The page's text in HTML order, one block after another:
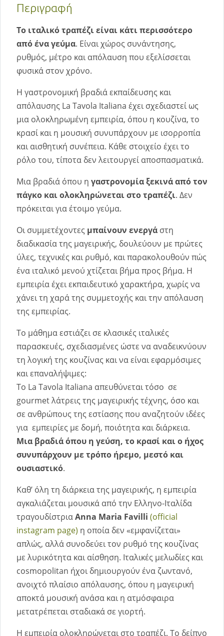
Περιγραφή
Το ιταλικό τραπέζι είναι κάτι περισσότερο
από ένα γεύμα. Είναι χώρος συνάντησης,
ρυθμός, μέτρο και απόλαυση που εξελίσσεται
φυσικά στον χρόνο.
Η γαστρονομική βραδιά εκπαίδευσης και
απόλαυσης La Tavola Italiana έχει σχεδιαστεί ως
μια ολοκληρωμένη εμπειρία, όπου η κουζίνα, το
κρασί και η μουσική συνυπάρχουν με ισορροπία
και αισθητική συνέπεια. Κάθε στοιχείο έχει το
ρόλο του, τίποτα δεν λειτουργεί αποσπασματικά.
Μια βραδιά όπου η γαστρονομία ξεκινά από τον
πάγκο και ολοκληρώνεται στο τραπέζι. Δεν
πρόκειται για έτοιμο γεύμα.
Οι συμμετέχοντες μπαίνουν ενεργά στη
διαδικασία της μαγειρικής, δουλεύουν με πρώτες
ύλες, τεχνικές και ρυθμό, και παρακολουθούν πώς
ένα ιταλικό μενού χτίζεται βήμα προς βήμα. Η
εμπειρία έχει εκπαιδευτικό χαρακτήρα, χωρίς να
χάνει τη χαρά της συμμετοχής και την απόλαυση
της εμπειρίας.
Το μάθημα εστιάζει σε κλασικές ιταλικές
παρασκευές, σχεδιασμένες ώστε να αναδεικνύουν
τη λογική της κουζίνας και να είναι εφαρμόσιμες
και επαναλήψιμες:
Το La Tavola Italiana απευθύνεται τόσο σε
gourmet λάτρεις της μαγειρικής τέχνης, όσο και
σε ανθρώπους της εστίασης που αναζητούν ιδέες
για εμπειρίες με δομή, ποιότητα και διάρκεια.
Μια βραδιά όπου η γεύση, το κρασί και ο ήχος
συνυπάρχουν με τρόπο ήρεμο, μεστό και
ουσιαστικό.
Καθ’ όλη τη διάρκεια της μαγειρικής, η εμπειρία
αγκαλιάζεται μουσικά από την Ελληνο-Ιταλίδα
τραγουδίστριαAnna Maria Favilli (official
instagram page) η οποία δεν «εμφανίζεται»
απλώς, αλλά συνοδεύει τον ρυθμό της κουζίνας
με λυρικότητα και αίσθηση. Ιταλικές μελωδίες και
cosmopolitan ήχοι δημιουργούν ένα ζωντανό,
ανοιχτό πλαίσιο απόλαυσης, όπου η μαγειρική
αποκτά μουσική ανάσα και η ατμόσφαιρα
μετατρέπεται σταδιακά σε γιορτή.
Η εμπειρία ολοκληρώνεται στο τραπέζι. Το δείπνο